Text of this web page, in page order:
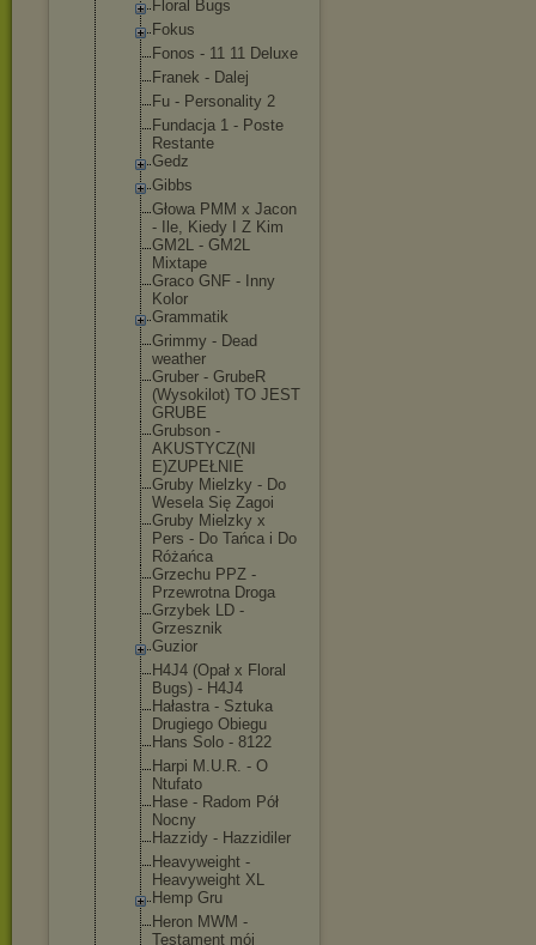
Floral Bugs
Fokus
Fonos - 11 11 Deluxe
Franek - Dalej
Fu - Personality 2
Fundacja 1 - Poste
Restante
Gedz
Gibbs
Głowa PMM x Jacon
- Ile, Kiedy I Z Kim
GM2L - GM2L
Mixtape
Graco GNF - Inny
Kolor
Grammatik
Grimmy - Dead
weather
Gruber - GrubeR
(Wysokilot) TO JEST
GRUBE
Grubson -
AKUSTYCZ(NI
E)ZUPEŁNIE
Gruby Mielzky - Do
Wesela Się Zagoi
Gruby Mielzky x
Pers - Do Tańca i Do
Różańca
Grzechu PPZ -
Przewrotna Droga
Grzybek LD -
Grzesznik
Guzior
H4J4 (Opał x Floral
Bugs) - H4J4
Hałastra - Sztuka
Drugiego Obiegu
Hans Solo - 8122
Harpi M.U.R. - O
Ntufato
Hase - Radom Pół
Nocny
Hazzidy - Hazzidiler
Heavyweight -
Heavyweight XL
Hemp Gru
Heron MWM -
Testament mój